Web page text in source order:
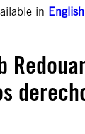
in English